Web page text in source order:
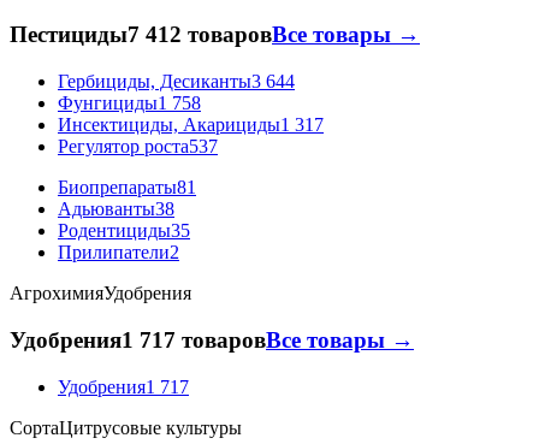
Пестициды7 412 товаровВсе товары →
Гербициды, Десиканты3 644
Фунгициды1 758
Инсектициды, Акарициды1 317
Регулятор роста537
Биопрепараты81
Адьюванты38
Родентициды35
Прилипатели2
АгрохимияУдобрения
Удобрения1 717 товаровВсе товары →
Удобрения1 717
СортаЦитрусовые культуры